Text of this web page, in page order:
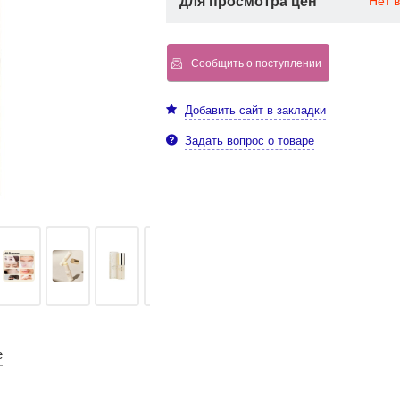
Сообщить о поступлении
Добавить сайт в закладки
Задать вопрос о товаре